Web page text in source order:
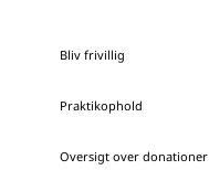
Bliv frivillig
Praktikophold
Oversigt over donationer